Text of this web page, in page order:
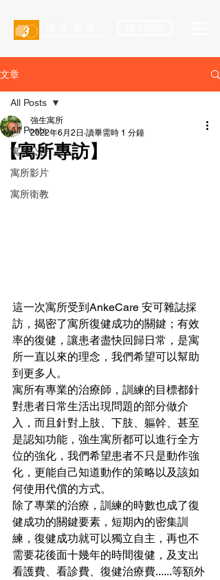
文章
All Posts
寓所公告
寓所影片
寓所衛教
All Posts
【寓所專訪】
強生寓所
2022年6月2日 讀畢需時 1 分鐘
這一次寓所受到AnkeCare 安可雜誌採
訪，揭密了寓所復健成功的關鍵；有效
率的復健，讓患者盡快回歸日常，是寓
所一直以來的理念，我們希望可以幫助
到更多人。
寓所有專業的治療師，訓練的目標都針
對患者日常生活出現問題的部分做介
入，而且針對上肢、下肢、軀幹、甚至
是認知功能，強生寓所都可以進行全方
位的強化，我們希望患者不只是動作強
化，更能自己知道動作的策略以及該如
何使用代償的方式。
除了專業的治療，訓練的時數也成了復
健成功的關鍵要素，短期內的密集訓
練，復健成功就可以獨立自主，再也不
需要花後面十幾年的時間復健，及支出
看護費、看診費、復健治療費......等額外